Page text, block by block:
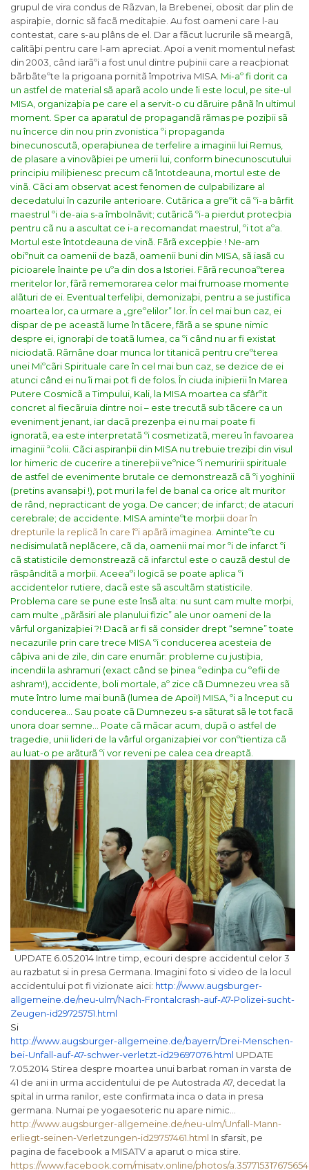
grupul de vira condus de Rãzvan, la Brebenei, obosit dar plin de
aspiraþie, dornic sã facã meditaþie. Au fost oameni care l-au
contestat, care s-au plâns de el. Dar a fãcut lucrurile sã meargã,
calitãþi pentru care l-am apreciat. Apoi a venit momentul nefast
din 2003, când iarãºi a fost unul dintre puþinii care a reacþionat
bãrbãteºte la prigoana pornitã împotriva MISA. Mi-aº fi dorit ca
un astfel de material sã aparã acolo unde îi este locul, pe site-ul
MISA, organizaþia pe care el a servit-o cu dãruire pânã în ultimul
moment. Sper ca aparatul de propagandã rãmas pe poziþii sã
nu încerce din nou prin zvonistica ºi propaganda
binecunoscutã, operaþiunea de terfelire a imaginii lui Remus,
de plasare a vinovãþiei pe umerii lui, conform binecunoscutului
principiu miliþienesc precum cã întotdeauna, mortul este de
vinã. Cãci am observat acest fenomen de culpabilizare al
decedatului în cazurile anterioare. Cutãrica a greºit cã ºi-a bârfit
maestrul ºi de-aia s-a îmbolnãvit; cutãricã ºi-a pierdut protecþia
pentru cã nu a ascultat ce i-a recomandat maestrul, ºi tot aºa.
Mortul este întotdeauna de vinã. Fãrã excepþie ! Ne-am
obiºnuit ca oamenii de bazã, oamenii buni din MISA, sã iasã cu
picioarele înainte pe uºa din dos a Istoriei. Fãrã recunoaºterea
meritelor lor, fãrã rememorarea celor mai frumoase momente
alãturi de ei. Eventual terfeliþi, demonizaþi, pentru a se justifica
moartea lor, ca urmare a „greºelilor” lor. În cel mai bun caz, ei
dispar de pe aceastã lume în tãcere, fãrã a se spune nimic
despre ei, ignoraþi de toatã lumea, ca ºi când nu ar fi existat
niciodatã. Rãmâne doar munca lor titanicã pentru creºterea
unei Miºcãri Spirituale care în cel mai bun caz, se dezice de ei
atunci când ei nu îi mai pot fi de folos. În ciuda iniþierii în Marea
Putere Cosmicã a Timpului, Kali, la MISA moartea ca sfârºit
concret al fiecãruia dintre noi – este trecutã sub tãcere ca un
eveniment jenant, iar dacã prezenþa ei nu mai poate fi
ignoratã, ea este interpretatã ºi cosmetizatã, mereu în favoarea
imaginii ªcolii. Cãci aspiranþii din MISA nu trebuie treziþi din visul
lor himeric de cucerire a tinereþii veºnice ºi nemuririi spirituale
de astfel de evenimente brutale ce demonstreazã cã ºi yoghinii
(pretins avansaþi !), pot muri la fel de banal ca orice alt muritor
de rând, nepracticant de yoga. De cancer; de infarct; de atacuri
cerebrale; de accidente. MISA aminteºte morþii doar în
drepturile la replicã în care îºi apãrã imaginea. Aminteºte cu
nedisimulatã neplãcere, cã da, oamenii mai mor ºi de infarct ºi
cã statisticile demonstreazã cã infarctul este o cauzã destul de
rãspânditã a morþii. Aceeaºi logicã se poate aplica ºi
accidentelor rutiere, dacã este sã ascultãm statisticile.
Problema care se pune este însã alta: nu sunt cam multe morþi,
cam multe „pãrãsiri ale planului fizic” ale unor oameni de la
vârful organizaþiei ?! Dacã ar fi sã consider drept “semne” toate
necazurile prin care trece MISA ºi conducerea acesteia de
câþiva ani de zile, din care enumãr: probleme cu justiþia,
incendii la ashramuri (exact când se þinea ºedinþa cu ºefii de
ashram!), accidente, boli mortale, aº zice cã Dumnezeu vrea sã
mute întro lume mai bunã (lumea de Apoi!) MISA, ºi a început cu
conducerea…
Sau poate cã Dumnezeu s-a sãturat sã le tot facã
unora doar semne…
Poate cã mãcar acum, dupã o astfel de
tragedie, unii lideri de la vârful organizaþiei vor conºtientiza cã
au luat-o pe arãturã ºi vor reveni pe calea cea dreaptã.
UPDATE 6.05.2014 Intre timp, ecouri despre accidentul celor 3
au razbatut si in presa Germana. Imagini foto si video de la locul
accidentului pot fi vizionate aici: http://www.augsburger-
allgemeine.de/neu-ulm/Nach-Frontalcrash-auf-A7-Polizei-sucht-
Zeugen-id29725751.html
Si
http://www.augsburger-allgemeine.de/bayern/Drei-Menschen-
bei-Unfall-auf-A7-schwer-verletzt-id29697076. html UPDATE
7.05.2014 Stirea despre moartea unui barbat roman in varsta de
41 de ani in urma accidentului de pe Autostrada A7, decedat la
spital in urma ranilor, este confirmata inca o data in presa
germana. Numai pe yogaesoteric nu apare nimic…
http://www.augsburger-allgemeine.de/neu-ulm/Unfall-Mann-
erliegt-seinen-Verletzungen-id29757461.html In sfarsit, pe
pagina de facebook a MISATV a aparut o mica stire.
https://www.facebook.com/misatv.online/photos/